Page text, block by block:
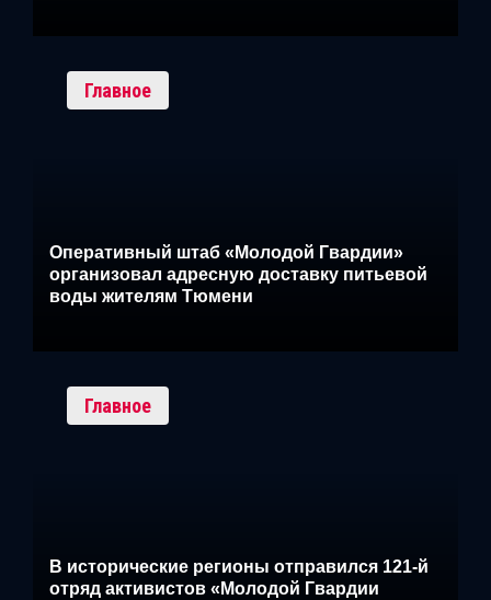
Главное
Оперативный штаб «Молодой Гвардии»
организовал адресную доставку питьевой
воды жителям Тюмени
Главное
В исторические регионы отправился 121-й
отряд активистов «Молодой Гвардии